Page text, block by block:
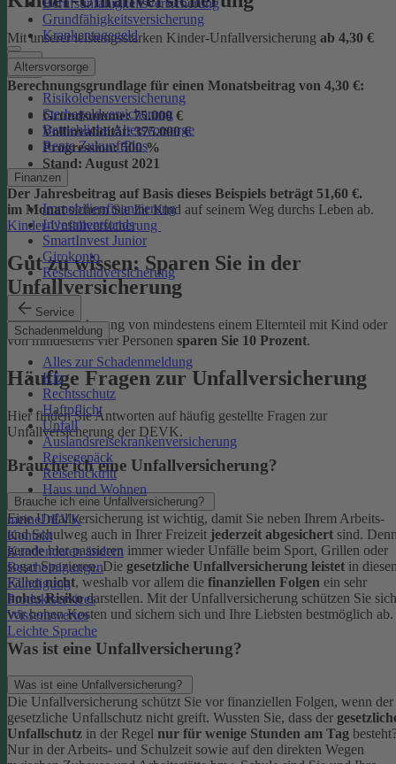
Berufsunfähigkeitsversicherung
Grundfähigkeitsversicherung
Krankentagegeld
Altersvorsorge
Risikolebensversicherung
Sterbegeldversicherung
Betriebliche Altersvorsorge
Rente ZukunftPlus
Finanzen
Immobilienfinanzierung
Investmentfonds
SmartInvest Junior
Girokonto
Restschuldversicherung
Service
Schadenmeldung
Alles zur Schadenmeldung
Kfz
Rechtsschutz
Haftpflicht
Unfall
Auslandsreisekrankenversicherung
Reisegepäck
Reiserücktritt
Haus und Wohnen
meineDEVK
Kontakt
Kundendaten ändern
Bescheinigungen
Kündigung
Produktservices
Wissenswertes
Leichte Sprache
Mit unserer leistungsstarken Kinder-Unfallversicherung ab 4,30 €
Berechnungsgrundlage für einen Monatsbeitrag von 4,30 €:
Grundsumme:75.000 €
Vollinvalidität:375.000 €
Progression:500 %
Stand: August 2021
Der Jahresbeitrag auf Basis dieses Beispiels beträgt 51,60 €.
im Monatsichern Sie Ihr Kind auf seinem Weg durchs Leben ab.
Kinder-Unfallversicherung
Gut zu wissen: Sparen Sie in der
Unfallversicherung
Bei der Versicherung von mindestens einem Elternteil mit Kind oder
von mindestens vier Personen sparen Sie 10 Prozent.
Häufige Fragen zur Unfallversicherung
Hier finden Sie Antworten auf häufig gestellte Fragen zur
Unfallversicherung der DEVK.
Brauche ich eine Unfallversicherung?
Brauche ich eine Unfallversicherung?
Eine Unfallversicherung ist wichtig, damit Sie neben Ihrem Arbeits-
und Schulweg auch in Ihrer Freizeit jederzeit abgesichert sind.
gerade hier passieren immer wieder Unfälle beim Sport, Grillen oder
sogar Spazieren. Die gesetzliche Unfallversicherung leistet in
Fällennicht, weshalb vor allem die finanziellen Folgen ein sehr
hohes Risikodarstellen. Mit der Unfallversicherung schützen Sie sich
vor hohen Kosten und sichern sich und Ihre Liebsten bestmöglich ab.
Was ist eine Unfallversicherung?
Was ist eine Unfallversicherung?
Die Unfallversicherung schützt Sie vor finanziellen Folgen, wenn der
gesetzliche Unfallschutz nicht greift. Wussten Sie, dass der
Unfallschutz in der Regel nur für wenige Stunden am Tag
Nur in der Arbeits- und Schulzeit sowie auf den direkten Wegen